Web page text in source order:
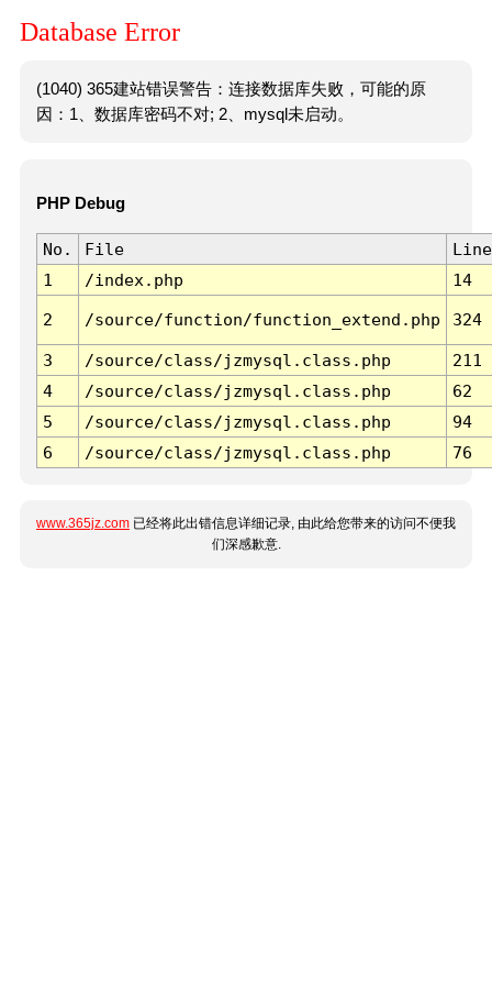
Database Error
(1040) 365建站错误警告：连接数据库失败，可能的原
因：1、数据库密码不对; 2、mysql未启动。
PHP Debug
No. File
Line
1
/index.php 14
2 /source/function/function_extend.php 324
3 /source/class/jzmysql.class.php
211
4
/source/class/jzmysql.class.php
62
5
/source/class/jzmysql.class.php
94
6
/source/class/jzmysql.class.php 76
www.365jz.com 已经将此出错信息详细记录, 由此给您带来的访问不便我
们深感歉意.